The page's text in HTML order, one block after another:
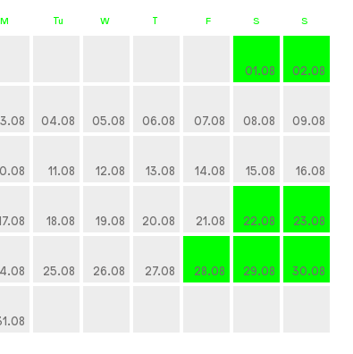
01.08 02.08
04.08 05.08 06.08 07.08 08.08 09.08
11.08 12.08 13.08 14.08 15.08 16.08
18.08 19.08 20.08 21.08 22.08 23.08
25.08 26.08 27.08 28.08 29.08 30.08